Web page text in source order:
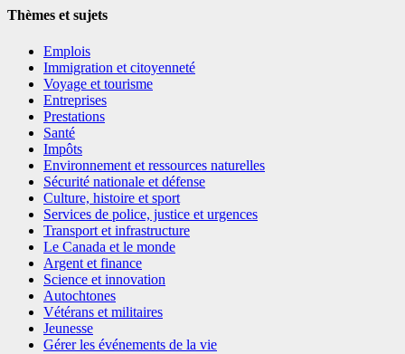
Thèmes et sujets
Emplois
Immigration et citoyenneté
Voyage et tourisme
Entreprises
Prestations
Santé
Impôts
Environnement et ressources naturelles
Sécurité nationale et défense
Culture, histoire et sport
Services de police, justice et urgences
Transport et infrastructure
Le Canada et le monde
Argent et finance
Science et innovation
Autochtones
Vétérans et militaires
Jeunesse
Gérer les événements de la vie